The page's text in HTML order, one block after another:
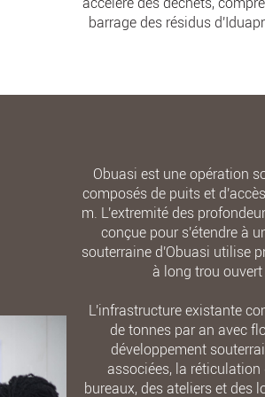
barrage des résidus
Obuasi est une opération
composés de puits et
m. L'extremité des
conçue pour s'étendre à
souterraine d'Obuasi utilise
à long trou
L'infrastructure existante
de tonnes par an avec
développement
associées, la réticulation
bureaux, des ateliers et des